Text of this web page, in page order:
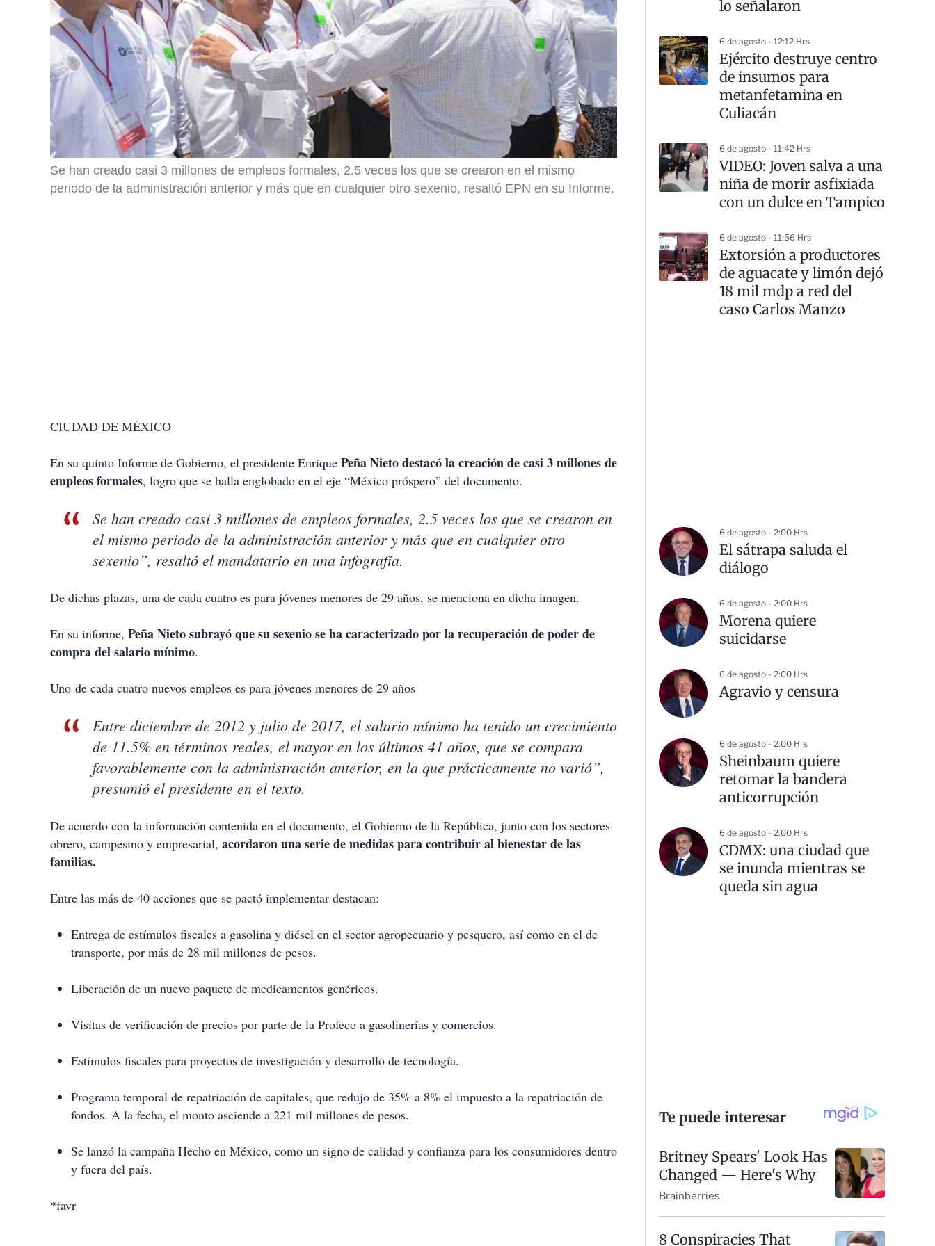
Se han creado casi 3 millones de empleos formales, 2.5 veces los que se crearon en el mismo
periodo de la administración anterior y más que en cualquier otro sexenio, resaltó EPN en su Informe.
CIUDAD DE MÉXICO
En su quinto Informe de Gobierno, el presidente Enrique Peña Nieto destacó la creación de casi 3 millones de
empleos formales, logro que se halla englobado en el eje “México próspero” del documento.
Se han creado casi 3 millones de empleos formales, 2.5 veces los que se crearon en
el mismo periodo de la administración anterior y más que en cualquier otro
sexenio”, resaltó el mandatario en una infografía.
De dichas plazas, una de cada cuatro es para jóvenes menores de 29 años, se menciona en dicha imagen.
En su informe, Peña Nieto subrayó que su sexenio se ha caracterizado por la recuperación de poder de
compra del salario mínimo.
Uno de cada cuatro nuevos empleos es para jóvenes menores de 29 años
Entre diciembre de 2012 y julio de 2017, el salario mínimo ha tenido un crecimiento
de 11.5% en términos reales, el mayor en los últimos 41 años, que se compara
favorablemente con la administración anterior, en la que prácticamente no varió”,
presumió el presidente en el texto.
De acuerdo con la información contenida en el documento, el Gobierno de la República, junto con los sectores
obrero, campesino y empresarial, acordaron una serie de medidas para contribuir al bienestar de las
familias.
Entre las más de 40 acciones que se pactó implementar destacan:
Entrega de estímulos fiscales a gasolina y diésel en el sector agropecuario y pesquero, así como en el de
transporte, por más de 28 mil millones de pesos.
Liberación de un nuevo paquete de medicamentos genéricos.
Visitas de verificación de precios por parte de la Profeco a gasolinerías y comercios.
Estímulos fiscales para proyectos de investigación y desarrollo de tecnología.
Programa temporal de repatriación de capitales, que redujo de 35% a 8% el impuesto a la repatriación de
fondos. A la fecha, el monto asciende a 221 mil millones de pesos.
Se lanzó la campaña Hecho en México, como un signo de calidad y confianza para los consumidores dentro
y fuera del país.
*favr
lo señalaron
6 de agosto - 12:12 Hrs
​Ejército destruye centro
de insumos para
metanfetamina en
Culiacán
6 de agosto - 11:42 Hrs
VIDEO: Joven salva a una
niña de morir asfixiada
con un dulce en Tampico
6 de agosto - 11:56 Hrs
Extorsión a productores
de aguacate y limón dejó
18 mil mdp a red del
caso Carlos Manzo
6 de agosto - 2:00 Hrs
El sátrapa saluda el
diálogo
6 de agosto - 2:00 Hrs
Morena quiere
suicidarse
6 de agosto - 2:00 Hrs
Agravio y censura
6 de agosto - 2:00 Hrs
Sheinbaum quiere
retomar la bandera
anticorrupción
6 de agosto - 2:00 Hrs
CDMX: una ciudad que
se inunda mientras se
queda sin agua